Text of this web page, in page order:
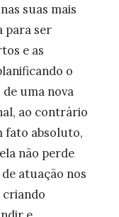
suas mais
para ser
e as
o
uma nova
ao contrário
fato absoluto,
não perde
atuação nos
criando